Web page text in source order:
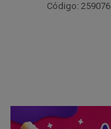
Código: 259076